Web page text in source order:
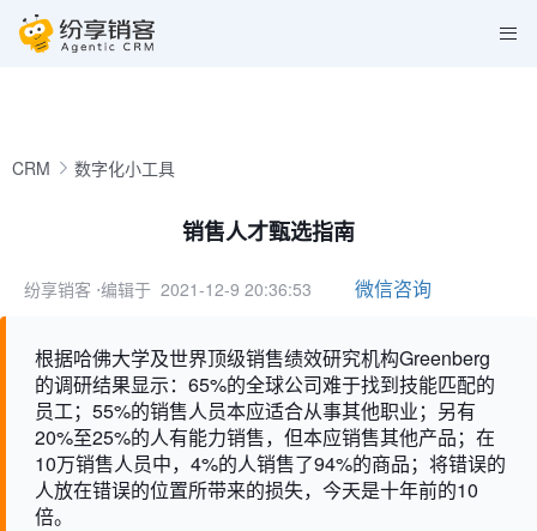
CRM 数字化小工具
销售人才甄选指南
纷享销客 ⋅编辑于 2021-12-9 20:36:53 微信咨询
根据哈佛大学及世界顶级销售绩效研究机构Greenberg
的调研结果显示：65%的全球公司难于找到技能匹配的
员工；55%的销售人员本应适合从事其他职业；另有
20%至25%的人有能力销售，但本应销售其他产品；在
10万销售人员中，4%的人销售了94%的商品；将错误的
人放在错误的位置所带来的损失，今天是十年前的10
倍。